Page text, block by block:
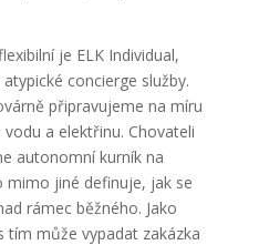
je ELK Individual,
concierge služby.
připravujeme na míru
a elektřinu. Chovateli
autonomní kurník na
mimo jiné definuje, jak se
rámec běžného. Jako
tím může vypadat zakázka